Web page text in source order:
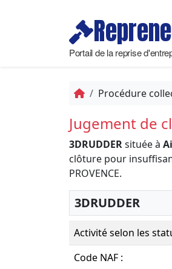
Portail de la reprise
Procédure
Jugement de
3DRUDDERsituée à
clôture pour
PROVENCE.
3DRUDDER
Activité selon les
Code NAF :